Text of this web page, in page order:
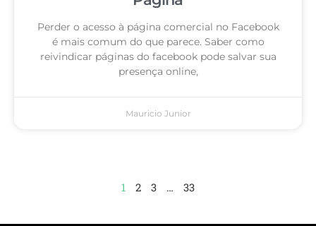
Perder o acesso à página comercial no Facebook
é mais comum do que parece. Saber como
reivindicar páginas do facebook pode salvar sua
presença online,
Mauricio Junior
1 2 3 … 33